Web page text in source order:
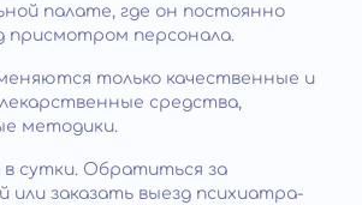
палате, где он постоянно
присмотром персонала.
только качественные и
средства,
методики.
в сутки. Обратиться за
или заказать выезд психиатра-